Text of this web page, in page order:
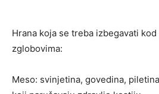
Hrana koja se treba izbegavati
zglobovima:
Meso: svinjetina, govedina,